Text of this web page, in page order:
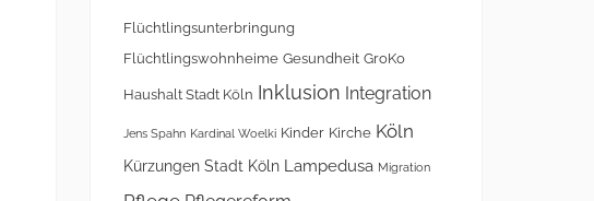
Flüchtlingsunterbringung
Flüchtlingswohnheime Gesundheit GroKo
Haushalt Stadt Köln Inklusion Integration
Jens Spahn Kardinal Woelki Kinder Kirche Köln
Kürzungen Stadt Köln Lampedusa Migration